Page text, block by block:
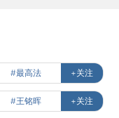
#最高法 +关注
#王铭晖 +关注